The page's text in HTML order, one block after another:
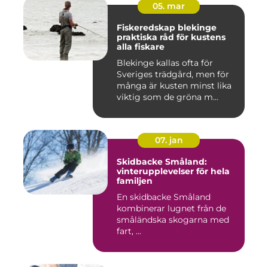
05. mar
Fiskeredskap blekinge
praktiska råd för kustens
alla fiskare
Blekinge kallas ofta för
Sveriges trädgård, men för
många är kusten minst lika
viktig som de gröna m...
07. jan
Skidbacke Småland:
vinterupplevelser för hela
familjen
En skidbacke Småland
kombinerar lugnet från de
småländska skogarna med
fart, ...